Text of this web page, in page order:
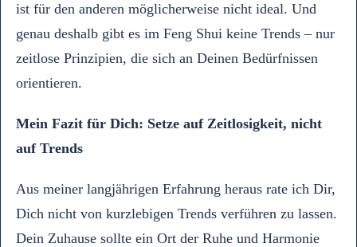
ist für den anderen möglicherweise nicht ideal. Und
genau deshalb gibt es im Feng Shui keine Trends – nur
zeitlose Prinzipien, die sich an Deinen Bedürfnissen
orientieren.
Mein Fazit für Dich: Setze auf Zeitlosigkeit, nicht
auf Trends
Aus meiner langjährigen Erfahrung heraus rate ich Dir,
Dich nicht von kurzlebigen Trends verführen zu lassen.
Dein Zuhause sollte ein Ort der Ruhe und Harmonie